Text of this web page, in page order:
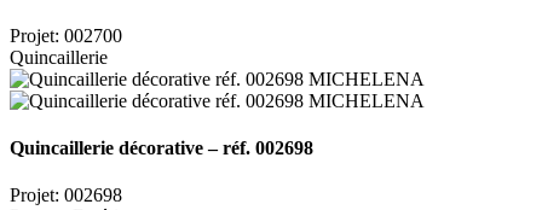
Projet: 002700
Quincaillerie
Quincaillerie décorative – réf. 002698
Projet: 002698